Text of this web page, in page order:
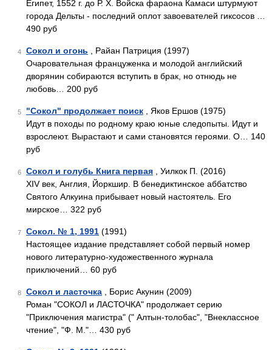
Египет, 1552 г. до Р. Х. Войска фараона Ка­маси штурмуют
города Дельты - последний оплот завоевателей гиксосов …
490 руб
4 Сокол и огонь , Райан Патриция (1997)
Очаровательная француженка и молодой английский
дворянин собираются вступить в брак, но отнюдь не
любовь… 200 руб
5 "Сокол" продолжает поиск , Яков Ершов (1975)
Идут в походы по родному краю юные следопыты. Идут и
взрослеют. Вырастают и сами становятся героями. О… 140
руб
6 Сокол и голубь Книга первая , Уилкок П. (2016)
XIV век, Англия, Йоркшир. В бенедиктинское аббатство
Святого Алкуина прибывает новый настоятель. Его
мирское… 322 руб
7 Сокол. № 1, 1991 (1991)
Настоящее издание представляет собой первый номер
нового литературно-художественного журнала
приключений… 60 руб
8 Сокол и ласточка , Борис Акунин (2009)
Роман "СОКОЛ и ЛАСТОЧКА" продолжает серию
"Приключения магистра" (" Алтын-толобас", "Внеклассное
чтение", "Ф. М."… 430 руб